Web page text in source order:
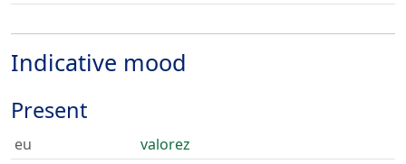
Indicative mood
Present
eu
valorez